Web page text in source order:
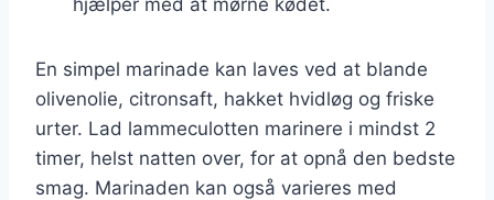
En simpel marinade kan laves ved at blande
olivenolie, citronsaft, hakket hvidløg og friske
urter. Lad lammeculotten marinere i mindst 2
timer, helst natten over, for at opnå den bedste
smag. Marinaden kan også varieres med